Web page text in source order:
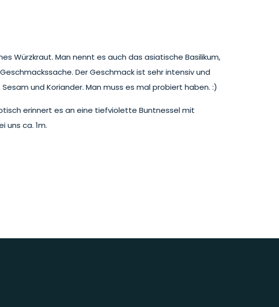
Würzkraut. Man nennt es auch das asiatische Basilikum,
Der Geschmack ist sehr intensiv und
und Koriander. Man muss es mal probiert haben. :)
erinnert es an eine tiefviolette Buntnessel mit
uns ca. 1m.